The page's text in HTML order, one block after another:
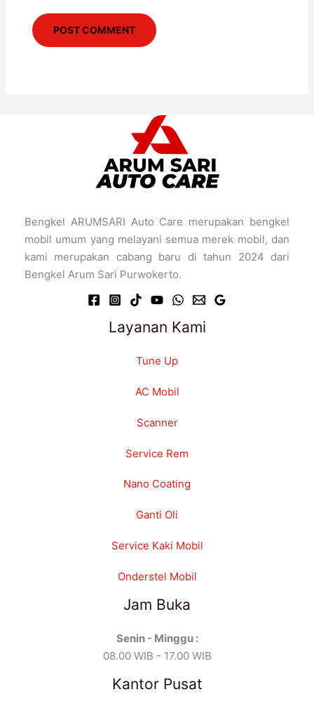
Bengkel ARUMSARI Auto Care merupakan bengkel
mobil umum yang melayani semua merek mobil, dan
kami merupakan cabang baru di tahun 2024 dari
Bengkel Arum Sari Purwokerto.
Layanan Kami
Tune Up
AC Mobil
Scanner
Service Rem
Nano Coating
Ganti Oli
Service Kaki Mobil
Onderstel Mobil
Jam Buka
Senin - Minggu :
08.00 WIB - 17.00 WIB
Kantor Pusat